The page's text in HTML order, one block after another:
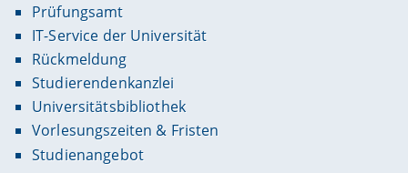
Prüfungsamt
IT-Service der Universität
Rückmeldung
Studierendenkanzlei
Universitätsbibliothek
Vorlesungszeiten & Fristen
Studienangebot